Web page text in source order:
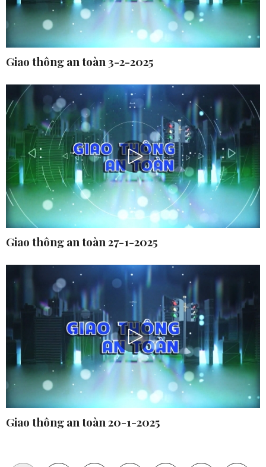
Giao thông an toàn 3-2-2025
Giao thông an toàn 27-1-2025
Giao thông an toàn 20-1-2025